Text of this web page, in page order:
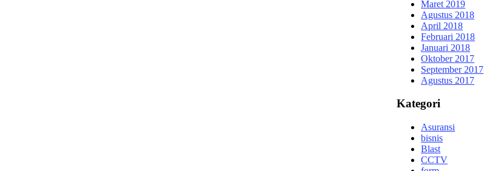
Maret 2019
Agustus 2018
April 2018
Februari 2018
Januari 2018
Oktober 2017
September 2017
Agustus 2017
Kategori
Asuransi
bisnis
Blast
CCTV